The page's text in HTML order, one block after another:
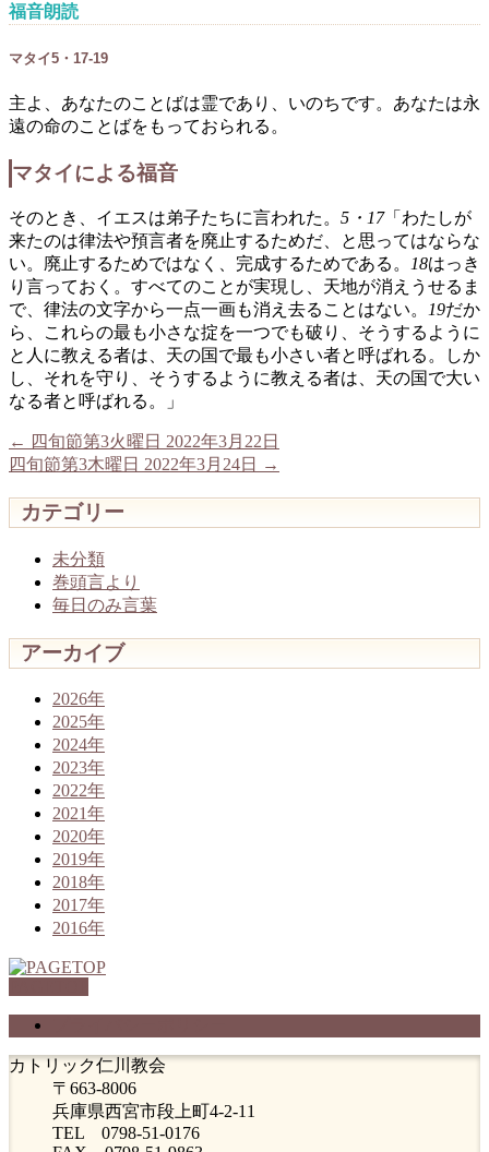
福音朗読
マタイ5・17-19
主よ、あなたのことばは霊であり、いのちです。あなたは永
遠の命のことばをもっておられる。
マタイによる福音
そのとき、イエスは弟子たちに言われた。 5・17「わたしが
来たのは律法や預言者を廃止するためだ、と思ってはならな
い。廃止するためではなく、完成するためである。 18はっき
り言っておく。すべてのことが実現し、天地が消えうせるま
で、律法の文字から一点一画も消え去ることはない。 19だか
ら、これらの最も小さな掟を一つでも破り、そうするように
と人に教える者は、天の国で最も小さい者と呼ばれる。しか
し、それを守り、そうするように教える者は、天の国で大い
なる者と呼ばれる。」
← 四旬節第3火曜日 2022年3月22日
四旬節第3木曜日 2022年3月24日
→
カテゴリー
未分類
巻頭言より
毎日のみ言葉
アーカイブ
2026年
2025年
2024年
2023年
2022年
2021年
2020年
2019年
2018年
2017年
2016年
カトリック仁川教会
〒663-8006
兵庫県西宮市段上町4-2-11
TEL 0798-51-0176